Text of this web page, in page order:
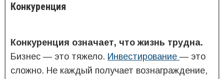
Конкуренция
Конкуренция означает, что жизнь трудна.
Бизнес — это тяжело. Инвестирование — это
сложно. Не каждый получает вознаграждение,